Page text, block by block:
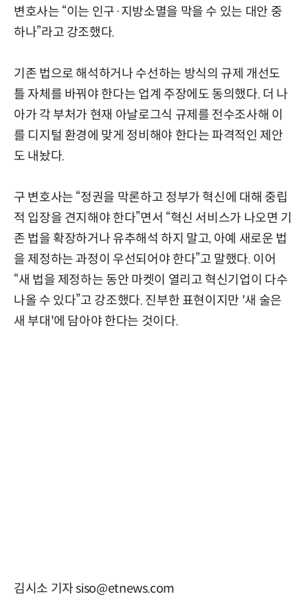
변호사는 “이는 인구·지방소멸을 막을 수 있는 대안 중
하나”라고 강조했다.
기존 법으로 해석하거나 수선하는 방식의 규제 개선도
틀 자체를 바꿔야 한다는 업계 주장에도 동의했다. 더 나
아가 각 부처가 현재 아날로그식 규제를 전수조사해 이
를 디지털 환경에 맞게 정비해야 한다는 파격적인 제안
도 내놨다.
구 변호사는 “정권을 막론하고 정부가 혁신에 대해 중립
적 입장을 견지해야 한다”면서 “혁신 서비스가 나오면 기
존 법을 확장하거나 유추해석 하지 말고, 아예 새로운 법
을 제정하는 과정이 우선되어야 한다”고 말했다. 이어
“새 법을 제정하는 동안 마켓이 열리고 혁신기업이 다수
나올 수 있다”고 강조했다. 진부한 표현이지만 '새 술은
새 부대'에 담아야 한다는 것이다.
김시소 기자 siso@etnews.com